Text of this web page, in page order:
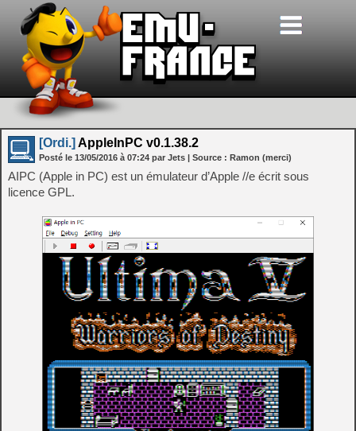
[Ordi.] AppleInPC v0.1.38.2
Posté le 13/05/2016 à 07:24 par Jets | Source : Ramon (merci)
AIPC (Apple in PC) est un émulateur d’Apple //e écrit sous
licence GPL.